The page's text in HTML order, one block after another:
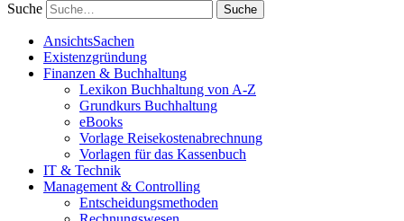
Suche
AnsichtsSachen
Existenzgründung
Finanzen & Buchhaltung
Lexikon Buchhaltung von A-Z
Grundkurs Buchhaltung
eBooks
Vorlage Reisekostenabrechnung
Vorlagen für das Kassenbuch
IT & Technik
Management & Controlling
Entscheidungsmethoden